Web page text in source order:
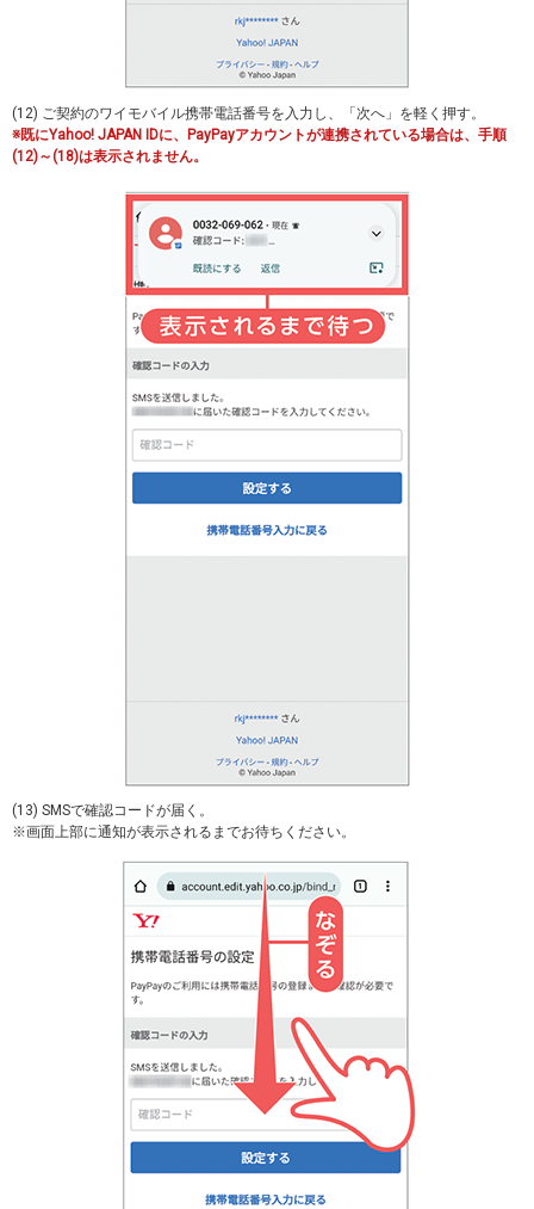
(12) ご契約のワイモバイル携帯電話番号を入力し、「次へ」を軽く押す。
※既にYahoo! JAPAN IDに、PayPayアカウントが連携されている場合は、手順
(12)～(18)は表示されません。
(13) SMSで確認コードが届く。
※画面上部に通知が表示されるまでお待ちください。